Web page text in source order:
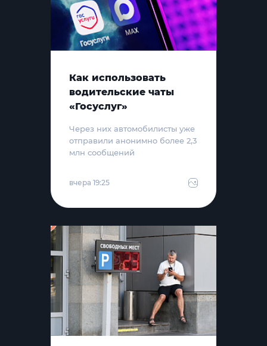
Как использовать
водительские чаты
«Госуслуг»
Через них автомобилисты уже
отправили анонимно более 2,3
млн сообщений
вчера 19:25